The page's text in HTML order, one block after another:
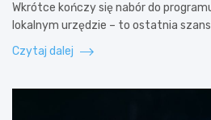
Wkrótce kończy się nabór do
lokalnym urzędzie – to ostatnia
Czytaj dalej